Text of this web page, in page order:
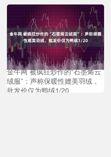
金牛网 被疯狂炒作的“石墨烯云
绒服”：声称保暖性媲美羽绒，
批发价仅为鸭绒1/20